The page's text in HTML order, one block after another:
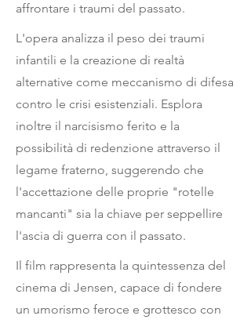
affrontare i traumi del passato.
L'opera analizza il peso dei traumi
infantili e la creazione di realtà
alternative come meccanismo di difesa
contro le crisi esistenziali. Esplora
inoltre il narcisismo ferito e la
possibilità di redenzione attraverso il
legame fraterno, suggerendo che
l'accettazione delle proprie "rotelle
mancanti" sia la chiave per seppellire
l'ascia di guerra con il passato.
Il film rappresenta la quintessenza del
cinema di Jensen, capace di fondere
un umorismo feroce e grottesco con